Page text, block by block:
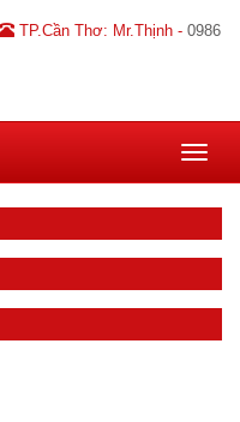
TP.Cần Thơ: Mr.Thịnh - 0986
Toggle